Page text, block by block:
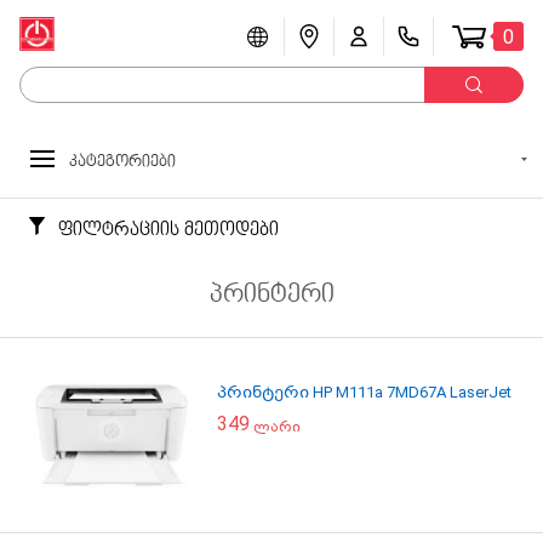
0
კატეგორიები
ფილტრაციის მეთოდები
პრინტერი
პრინტერი HP M111a 7MD67A LaserJet
349 ლარი